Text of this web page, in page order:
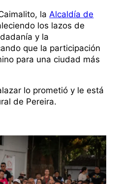
la Alcaldía de
los lazos de
y la
que la participación
para una ciudad más
lo prometió y le está
de Pereira.